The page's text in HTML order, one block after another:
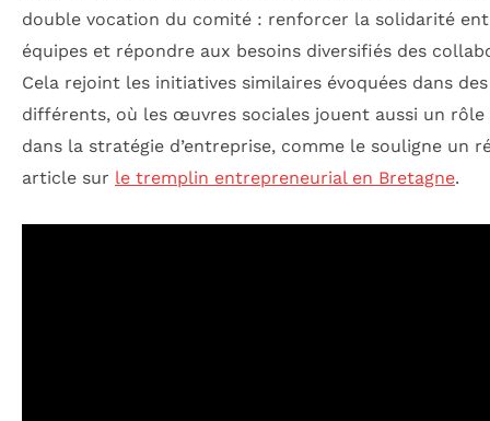
double vocation du comité : renforcer la solidarité
équipes et répondre aux besoins diversifiés des
Cela rejoint les initiatives similaires évoquées dans
différents, où les œuvres sociales jouent aussi un rôle
dans la stratégie d’entreprise, comme le souligne un
article sur le tremplin entrepreneurial en Bretagne.